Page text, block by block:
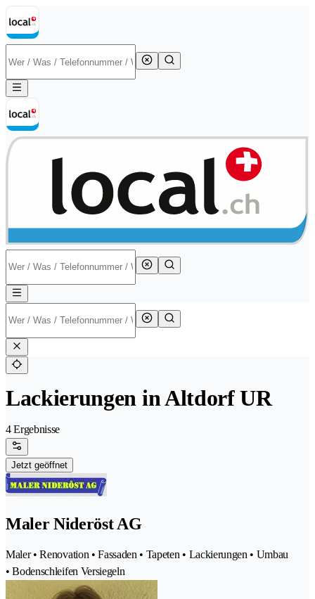
Lackierungen in Altdorf UR
4 Ergebnisse
Jetzt geöffnet
Maler Nideröst AG
Maler • Renovation • Fassaden • Tapeten • Lackierungen • Umbau
• Bodenschleifen Versiegeln